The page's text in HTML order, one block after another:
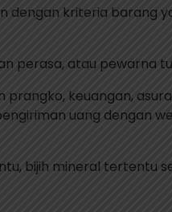
dengan kriteria barang
perasa, atau pewarna
keuangan,
uang dengan
bijih mineral tertentu